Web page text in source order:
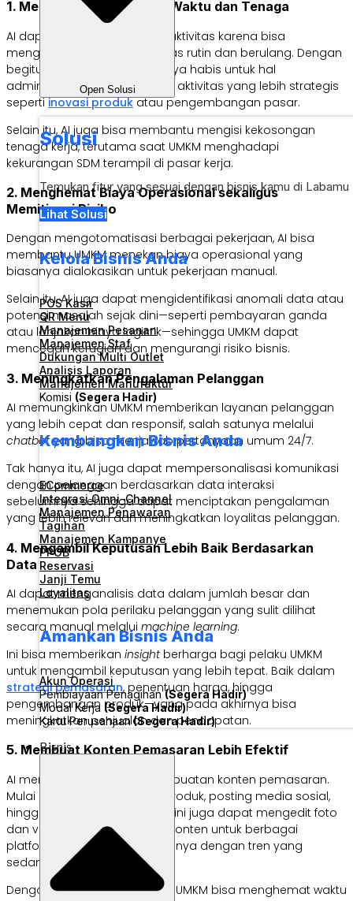
Open Solusi
Solusi
Temukan fitur yang sesuai dengan bisnis kamu di Labamu
Lihat Solusi
Kelola Bisnis Anda
POS Kasir
QR Menu
Manajemen Pesanan
Manajemen Staf
Dukungan Multi Outlet
Analisis Laporan
Manajemen Manufaktur
Komisi (Segera Hadir)
Kembangkan Bisnis Anda
ECommerce
Integrasi Omni-Channel
Manajemen Penawaran
Tagihan
Manajemen Kampanye
PPOB
Reservasi
Janji Temu
Loyalitas
Amankan Bisnis Anda
Akun Operasi
Pembiayaan Penagihan(Segera Hadir)
Modal Kerja (Segera Hadir)
Kartu Perusahaan (Segera Hadir)
Bisnis
1. Meningkatkan Efisiensi Waktu dan Tenaga
AI dapat meningkatkan produktivitas karena bisa
mengotomatisasi tugas-tugas rutin dan berulang. Dengan
begitu, waktu yang sebelumnya habis untuk hal
administratif bisa dialihkan ke aktivitas yang lebih strategis
sepertiinovasi produkatau pengembangan pasar.
Selain itu, AI juga bisa membantu mengisi kekosongan
tenaga kerja, terutama saat UMKM menghadapi
kekurangan SDM terampil di pasar kerja.
2. Menghemat Biaya Operasional sekaligus
Memitigasi Risiko
Dengan mengotomatisasi berbagai pekerjaan, AI bisa
membantu UMKM menekan biaya operasional yang
biasanya dialokasikan untuk pekerjaan manual.
Selain itu, AI juga dapat mengidentifikasi anomali data atau
potensi masalah sejak dini—seperti pembayaran ganda
atau lonjakan biaya logistik—sehingga UMKM dapat
mencegah kerugian dan mengurangi risiko bisnis.
3. Meningkatkan Pengalaman Pelanggan
AI memungkinkan UMKM memberikan layanan pelanggan
yang lebih cepat dan responsif, salah satunya melalui
chatbotyang bisa menjawab pertanyaan umum 24/7.
Tak hanya itu, AI juga dapat mempersonalisasi komunikasi
dengan pelanggan berdasarkan data interaksi
sebelumnya sehingga dapat menciptakan pengalaman
yang lebih relevan dan meningkatkan loyalitas pelanggan.
4. Mengambil Keputusan Lebih Baik Berdasarkan
Data
AI dapat menganalisis data dalam jumlah besar dan
menemukan pola perilaku pelanggan yang sulit dilihat
secara manual melalui machine learning.
Ini bisa memberikan insight berharga bagi pelaku UMKM
untuk mengambil keputusan yang lebih tepat. Baik dalam
strategipemasaran, penentuan harga, hingga
pengembangan produk—yang pada akhirnya bisa
meningkatkan penjualan dan pendapatan.
5. Membuat Konten Pemasaran Lebih Efektif
AI memudahkan proses pembuatan konten pemasaran.
Mulai dari menulis deskripsi produk, posting media sosial,
hingga artikel blog. Teknologi ini juga dapat mengedit foto
dan video, membuat variasi konten untuk berbagai
platform, serta menyesuaikannya dengan tren yang
sedang berkembang.
Dengan bantuan teknologi AI, UMKM bisa menghemat waktu